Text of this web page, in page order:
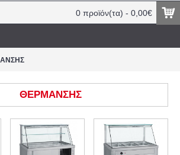
0 προϊόν(τα) - 0,00€
ΘΕΡΜΑΝΣΗΣ